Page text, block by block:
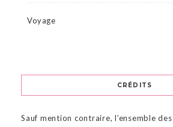
Voyage
CRÉDITS
Sauf mention contraire, l’ensemble